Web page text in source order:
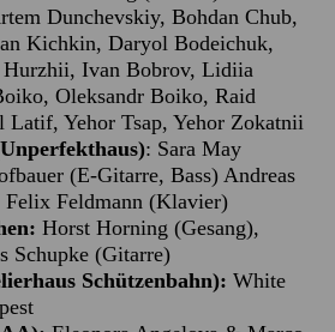
Dunchevskiy, Bohdan Chub,
Kichkin, Daryol Bodeichuk,
Ivan Bobrov, Lidiia
Oleksandr Boiko, Raid
Yehor Tsap, Yehor Zokatnii
: Sara May
(E-Gitarre, Bass) Andreas
Felix Feldmann (Klavier)
Horst Horning (Gesang),
Schupke (Gitarre)
Schützenbahn): White